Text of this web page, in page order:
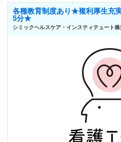
各種教育制度あり★複利厚生
5分★
シミックヘルスケア・インスティテュート